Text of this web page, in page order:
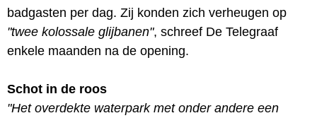
badgasten per dag. Zij konden zich verheugen op
"twee kolossale glijbanen", schreef De Telegraaf
enkele maanden na de opening.
Schot in de roos
"Het overdekte waterpark met onder andere een